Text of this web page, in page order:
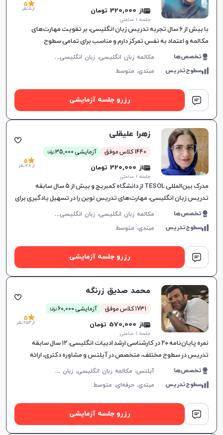
از 320,000 تومان
جلسه ۱ ساعتی
5
از 5 نظر
با بیش از ۶ سال تجربه تدریس زبان انگلیسی، بر تقویت مهارت‌های
مکالمه و اعتماد به نفس تمرکز دارم و مناسب برای تمامی سطوح
زبان‌آموزان هستم.
تخصص‌ها م
کالمه زبان انگلیسی، زبان انگلیسی عمومی، گرامر زبان انگلیسی، زبان انگلیسی آمریکایی، زبان انگلیسی کنکور سراسری، زبان انگلیسی هفتم دبیرستان، زبان انگلیسی هشتم دبیرستان، زبان انگلیسی نهم دبیرستان، زبان انگلیسی دهم دبیرستان، زبان انگلیسی یازدهم دبیرستان، زبان انگلیسی دوازدهم دبیرستان، زبان انگلیسی کودکان
سطوح‌تدریس مبتدی، متوسط
رزرو جلسه آزمایشی
زهرا علیقلی
1440 کلاس موفق آزمایشی 35,000 توما
ن
از 320,000 تومان
جلسه ۱ ساعتی
5
از 48 نظر
مدرک بین‌المللی TESOL از دانشگاه کمبریج و بیش از ۵ سال سابقه
تدریس زبان انگلیسی، مهارت‌های تدریس نوین را در تسهیل یادگیری برای
همه گروه‌های سنی به کار می‌گیرد.
تخصص‌ها م
کالمه زبان انگلیسی، زبان انگلیسی عمومی، گرامر زبان انگلیسی، زبان انگلیسی آمریکایی، زبان انگلیسی هفتم دبیرستان، زبان انگلیسی هشتم دبیرستان، زبان انگلیسی نهم دبیرستان، زبان انگلیسی دهم دبیرستان، زبان انگلیسی یازدهم دبیرستان، زبان انگلیسی دوازدهم دبیرستان
سطوح‌تدریس مبتدی، متوسط
رزرو جلسه آزمایشی
محمد صدیق زرنگه
1731 کلاس موفق آزمایشی 60,000 توما
ن
از 570,000 تومان
جلسه ۱ ساعتی
5
از 253 نظر
نمره پایان‌نامه ۲۰ در کارشناسی ارشد ادبیات انگلیسی، ۱۲ سال سابقه
تدریس در سطوح مختلف، متخصص در آیلتس و مشاوره دکتری، ارائه
آموزش‌های هدفمند مکالمه.
تخصص‌ها آ
یلتس، مکالمه زبان انگلیسی، زبان انگلیسی عمومی، گرامر زبان انگلیسی، زبان انگلیسی بریتیش، زبان انگلیسی آمریکایی، زبان انگلیسی کنکور سراسری، زبان انگلیسی کنکور ارشد، زبان انگلیسی کنکور کاردانی
سطوح‌تدریس مبتدی،حرفه‌ای، متوسط
رزرو جلسه آزمایشی